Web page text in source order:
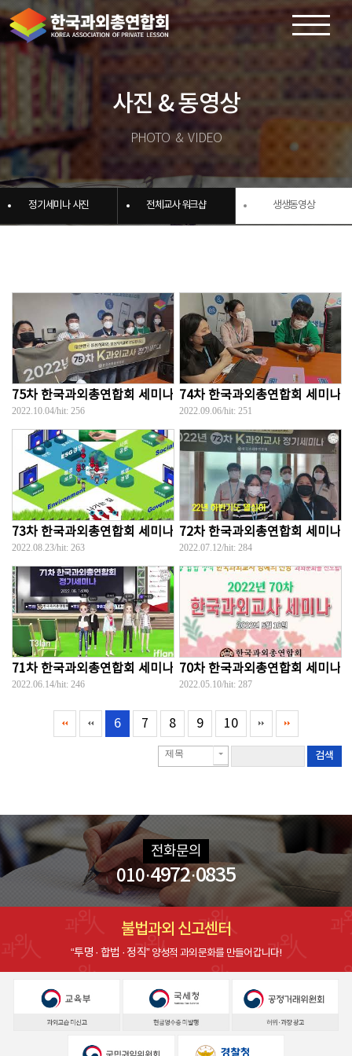
×
사진 & 동영상
PHOTO & VIDEO
정기세미나 사진 전체교사 워크샵 생생동영상
75차 한국과외총연합회 세미나 동영상
2022.10.04/hit:256
74차 한국과외총연합회 세미나
2022.09.06/hit:251
73차 한국과외총연합회 세미나 동영상
2022.08.23/hit:263
72차 한국과외총연합회 세미나
2022.07.12/hit:284
71차 한국과외총연합회 세미나 동영상
2022.06.14/hit: 246
70차 한국과외총연합회 세미나
2022.05.10/hit: 287
6 7 8 9 10
제목 검색
전화문의
010·4972·0835
불법과외 신고센터
“투명 · 합법 · 정직” 양성적 과외문화를 만들어갑니다!